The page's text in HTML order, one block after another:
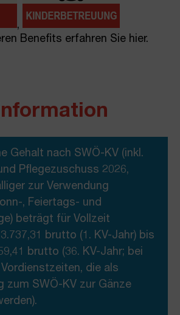
,
Benefits erfahren Sie hier.
Gehalt nach SWÖ-KV (inkl.
Pflegezuschuss 2026,
zur Verwendung
, Feiertags- und
beträgt für Vollzeit
brutto (1. KV-Jahr) bis
brutto (36. KV-Jahr; bei
die als
zum SWÖ-KV zur Gänze